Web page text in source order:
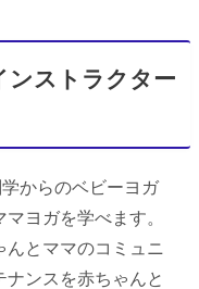
ンストラクター
からのベビーヨガ
ヨガを学べます。
とママのコミュニ
ンスを赤ちゃんと